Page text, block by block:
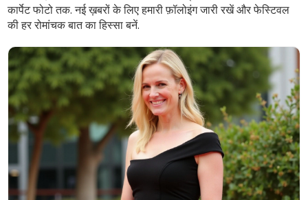
कार्पेट फोटो तक. नई ख़बरों के लिए हमारी फ़ॉलोइंग जारी रखें और फेस्टिवल
की हर रोमांचक बात का हिस्सा बनें.